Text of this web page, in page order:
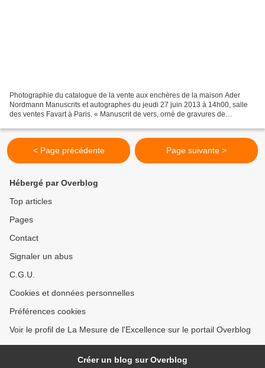
Photographie du catalogue de la vente aux enchères de la maison Ader
Nordmann Manuscrits et autographes du jeudi 27 juin 2013 à 14h00, salle
des ventes Favart à Paris. « Manuscrit de vers, orné de gravures de
< Page précédente Page suivante >
Hébergé par Overblog
Top articles
Pages
Contact
Signaler un abus
C.G.U.
Cookies et données personnelles
Préférences cookies
Voir le profil de La Mesure de l'Excellence sur le portail Overblog
Créer un blog sur Overblog